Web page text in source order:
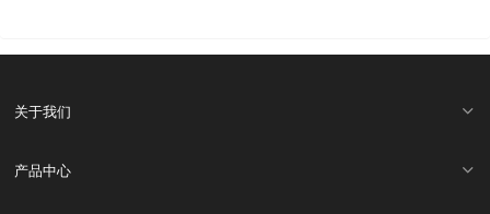
关于我们
产品中心